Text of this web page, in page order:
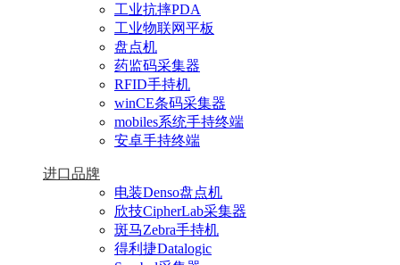
工业抗摔PDA
工业物联网平板
盘点机
药监码采集器
RFID手持机
winCE条码采集器
mobiles系统手持终端
安卓手持终端
进口品牌
电装Denso盘点机
欣技CipherLab采集器
斑马Zebra手持机
得利捷Datalogic